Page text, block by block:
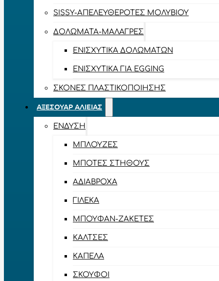
SISSY-ΑΠΕΛΕΥΘΕΡΟΤΈΣ ΜΟΛΥΒΙΟΎ
ΔΟΛΏΜΑΤΑ-ΜΑΛΆΓΡΕΣ
ΕΝΙΣΧΥΤΙΚΆ ΔΟΛΩΜΆΤΩΝ
ΕΝΙΣΧΥΤΙΚΆ ΓΙΑ EGGING
ΣΚΌΝΕΣ ΠΛΑΣΤΙΚΟΠΟΊΗΣΗΣ
ΑΞΕΣΟΥΆΡ ΑΛΙΕΊΑΣ
ΈΝΔΥΣΗ
ΜΠΛΟΎΖΕΣ
ΜΠΌΤΕΣ ΣΤΉΘΟΥΣ
ΑΔΙΆΒΡΟΧΑ
ΓΙΛΈΚΑ
ΜΠΟΥΦΆΝ-ΖΑΚΈΤΕΣ
ΚΆΛΤΣΕΣ
ΚΑΠΈΛΑ
ΣΚΟΎΦΟΙ